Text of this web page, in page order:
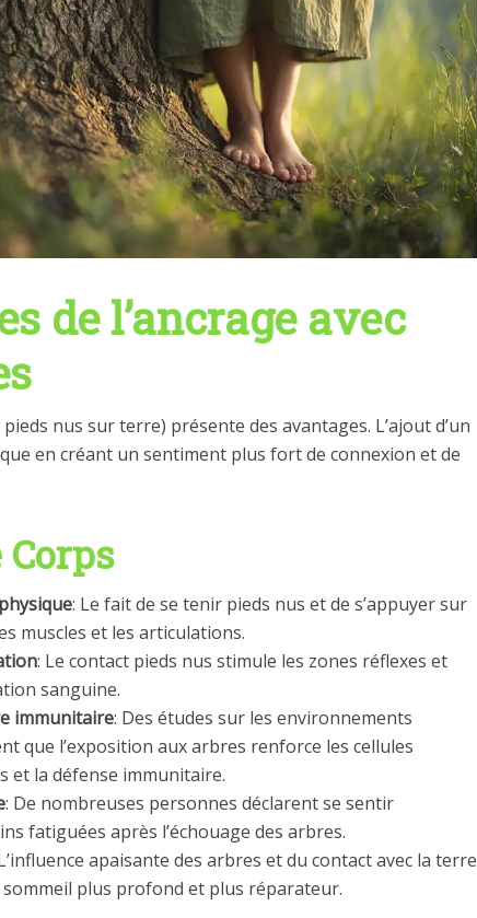
de l’ancrage avec
nus sur terre) présente des avantages. L’ajout d’un
en créant un sentiment plus fort de connexion et de
: Le fait de se tenir pieds nus et de s’appuyer sur
muscles et les articulations.
: Le contact pieds nus stimule les zones réflexes et
sanguine.
immunitaire: Des études sur les environnements
que l’exposition aux arbres renforce les cellules
et la défense immunitaire.
: De nombreuses personnes déclarent se sentir
fatiguées après l’échouage des arbres.
apaisante des arbres et du contact avec la terre
plus profond et plus réparateur.